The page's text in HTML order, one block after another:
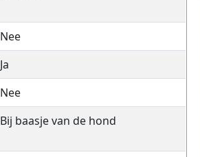
Nee
Ja
Nee
Bij baasje van de hond